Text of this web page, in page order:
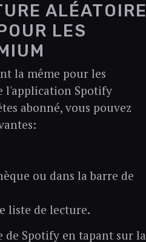
ALÉATOIRE
LES
la même pour les
l'application Spotify
abonné, vous pouvez
ou dans la barre de
liste de lecture.
de Spotify en tapant sur la